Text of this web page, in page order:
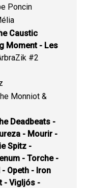
Poncin
Caustic
Moment - Les
#2
Monniot &
Deadbeats -
- Mourir -
Spitz -
- Torche -
Opeth - Iron
- Vigljós -